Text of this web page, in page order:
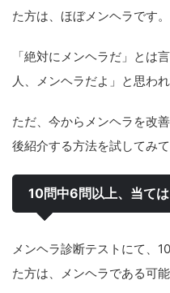
た方は、ほぼメンヘラです。
「絶対にメンヘラだ」とは
人、メンヘラだよ」と思わ
ただ、今からメンヘラを改
後紹介する方法を試してみて
10問中6問以上、当て
メンヘラ診断テストにて、
た方は、メンヘラである可能